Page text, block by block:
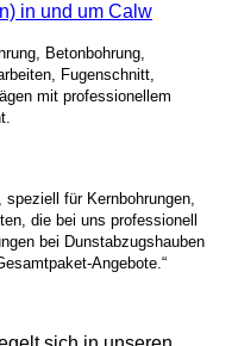
in und um Calw
Betonbohrung,
Fugenschnitt,
mit professionellem
für Kernbohrungen,
die bei uns professionell
bei Dunstabzugshauben
Angebote.“